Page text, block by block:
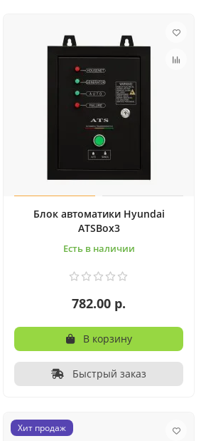
Блок автоматики Hyundai
ATSBox3
Есть в наличии
782.00 р.
В корзину
Быстрый заказ
Хит продаж